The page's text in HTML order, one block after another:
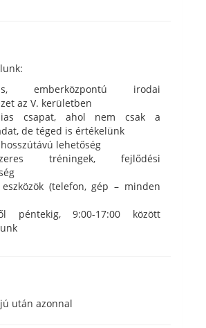
emberközpontú irodai
az V. kerületben
csapat, ahol nem csak a
de téged is értékelünk
lehetőség
tréningek, fejlődési
eszközök (telefon, gép – minden
péntekig, 9:00-17:00 között
után azonnal